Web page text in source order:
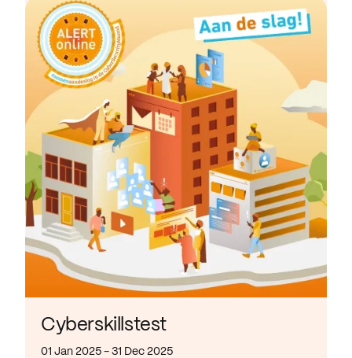
Cyberskillstest
01 Jan 2025 - 31 Dec 2025